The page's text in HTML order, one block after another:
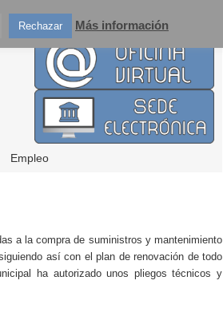
Empleo
a la compra de suministros y mantenimiento
así con el plan de renovación de todo
ha autorizado unos pliegos técnicos y
Rechazar Más información